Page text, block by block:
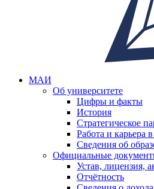
МАИ
Об университете
Цифры и факты
История
Стратегическое
Работа и
Сведения об
Официальные
Устав, лицензия,
Отчётность